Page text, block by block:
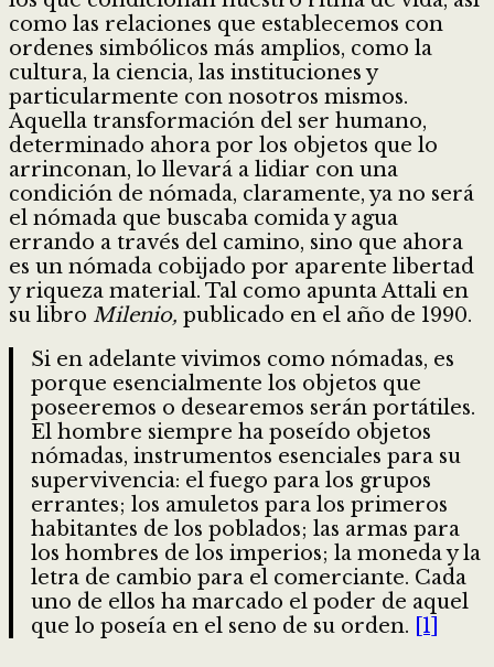
como las relaciones que establecemos con
ordenes simbólicos más amplios, como la
cultura, la ciencia, las instituciones y
particularmente con nosotros mismos.
Aquella transformación del ser humano,
determinado ahora por los objetos que lo
arrinconan, lo llevará a lidiar con una
condición de nómada, claramente, ya no será
el nómada que buscaba comida y agua
errando a través del camino, sino que ahora
es un nómada cobijado por aparente libertad
y riqueza material. Tal como apunta Attali en
su libro Milenio, publicado en el año de 1990.
Si en adelante vivimos como nómadas, es
porque esencialmente los objetos que
poseeremos o desearemos serán portátiles.
El hombre siempre ha poseído objetos
nómadas, instrumentos esenciales para su
supervivencia: el fuego para los grupos
errantes; los amuletos para los primeros
habitantes de los poblados; las armas para
los hombres de los imperios; la moneda y la
letra de cambio para el comerciante. Cada
uno de ellos ha marcado el poder de aquel
que lo poseía en el seno de su orden.
[1]